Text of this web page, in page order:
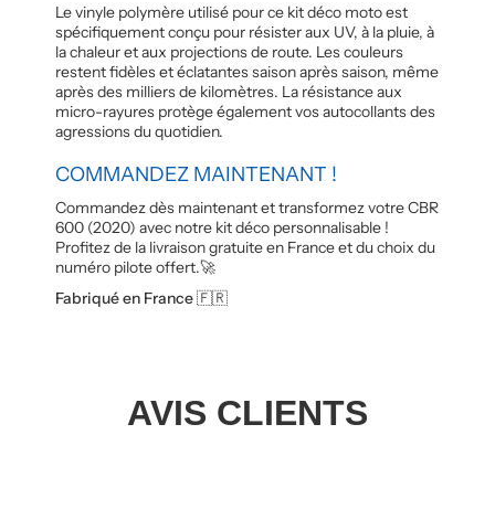
Le vinyle polymère utilisé pour ce kit déco moto est
spécifiquement conçu pour résister aux UV, à la pluie, à
la chaleur et aux projections de route. Les couleurs
restent fidèles et éclatantes saison après saison, même
après des milliers de kilomètres. La résistance aux
micro-rayures protège également vos autocollants des
agressions du quotidien.
COMMANDEZ MAINTENANT !
Commandez dès maintenant et transformez votre CBR
600 (2020) avec notre kit déco personnalisable !
Profitez de la livraison gratuite en France et du choix du
numéro pilote offert.🚀
Fabriqué en France 🇫🇷
AVIS CLIENTS